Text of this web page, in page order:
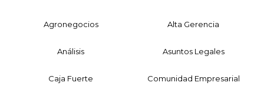
Agronegocios Alta Gerencia
Análisis Asuntos Legales
Caja Fuerte Comunidad Empresarial